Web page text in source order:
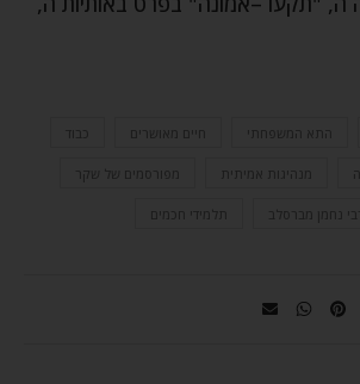
התא המשפחתי חיים מאושרים
מנהיגות אמיתית מפורסמים של שקר
רבי נחמן מברסלב תלמידי חכמים